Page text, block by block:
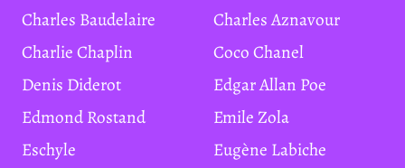
Charles Baudelaire
Charles Aznavour
Charlie Chaplin
Coco Chanel
Denis Diderot
Edgar Allan Poe
Edmond Rostand
Emile Zola
Eschyle
Eugène Labiche